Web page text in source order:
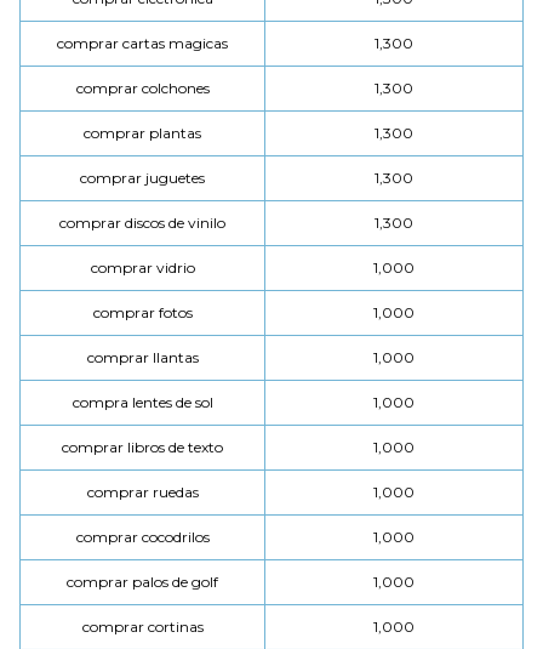
comprar cartas magicas 1,300
comprar colchones 1,300
comprar plantas 1,300
comprar juguetes 1,300
comprar discos de vinilo 1,300
comprar vidrio 1,000
comprar fotos 1,000
comprar llantas 1,000
compra lentes de sol 1,000
comprar libros de texto 1,000
comprar ruedas 1,000
comprar cocodrilos 1,000
comprar palos de golf 1,000
comprar cortinas 1,000